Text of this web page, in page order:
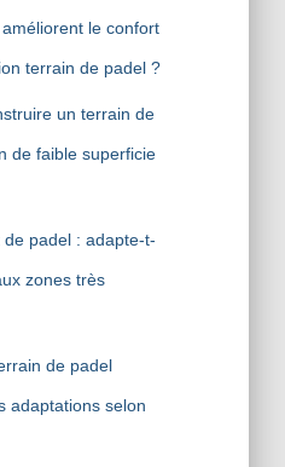
le confort
terrain de padel ?
un terrain de
de faible superficie
padel : adapte-t-
zones très
de padel
adaptations selon